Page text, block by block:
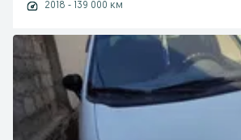
2018 - 139 000 км